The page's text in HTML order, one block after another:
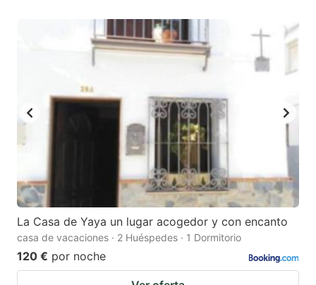
La Casa de Yaya un lugar acogedor y con encanto
casa de vacaciones · 2 Huéspedes · 1 Dormitorio
120 € por noche